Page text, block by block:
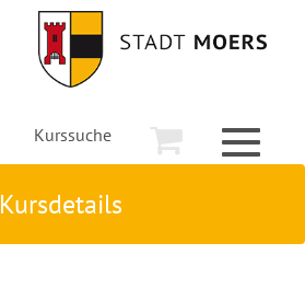
Kurssuche
Toggle
Kursdetails